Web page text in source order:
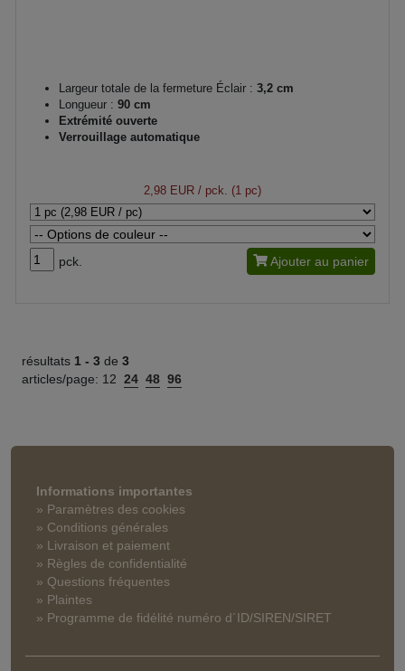
Largeur totale de la fermeture Éclair : 3,2 cm
Longueur : 90 cm
Extrémité ouverte
Verrouillage automatique
2,98 EUR / pck. (1 pc)
pck. Ajouter au panier
résultats 1 - 3 de 3
articles/page: 12 24 48 96
Informations importantes
» Paramètres des cookies
» Conditions générales
» Livraison et paiement
» Règles de confidentialité
» Questions fréquentes
» Plaintes
» Programme de fidélité numéro d´ID/SIREN/SIRET